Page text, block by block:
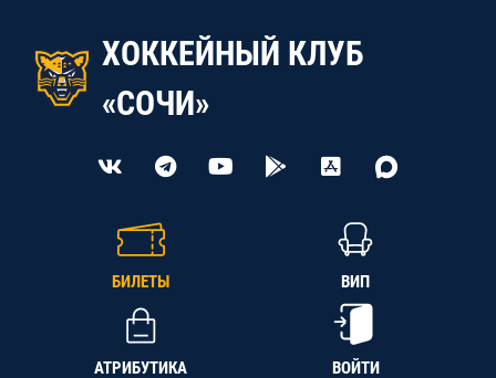
ХОККЕЙНЫЙ КЛУБ
«СОЧИ»
БИЛЕТЫ ВИП
АТРИБУТИКА ВОЙТИ